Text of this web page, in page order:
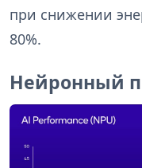
при снижении
80%.
Нейронный